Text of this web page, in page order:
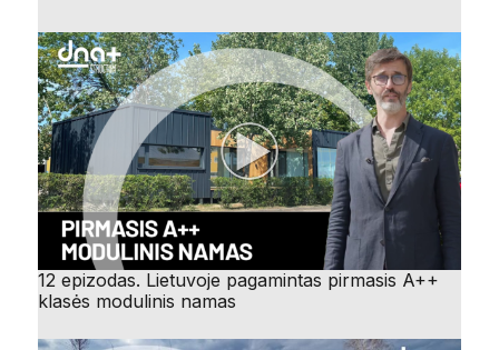
12 epizodas. Lietuvoje pagamintas pirmasis A++
klasės modulinis namas